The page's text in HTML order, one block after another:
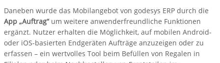
Daneben wurde das Mobilangebot von godesys ERP durch die
App „Auftrag“um weitere anwenderfreundliche Funktionen
ergänzt. Nutzer erhalten die Möglichkeit, auf mobilen Android-
oder iOS-basierten Endgeräten Aufträge anzuzeigen oder zu
erfassen – ein wertvolles Tool beim Befüllen von Regalen in